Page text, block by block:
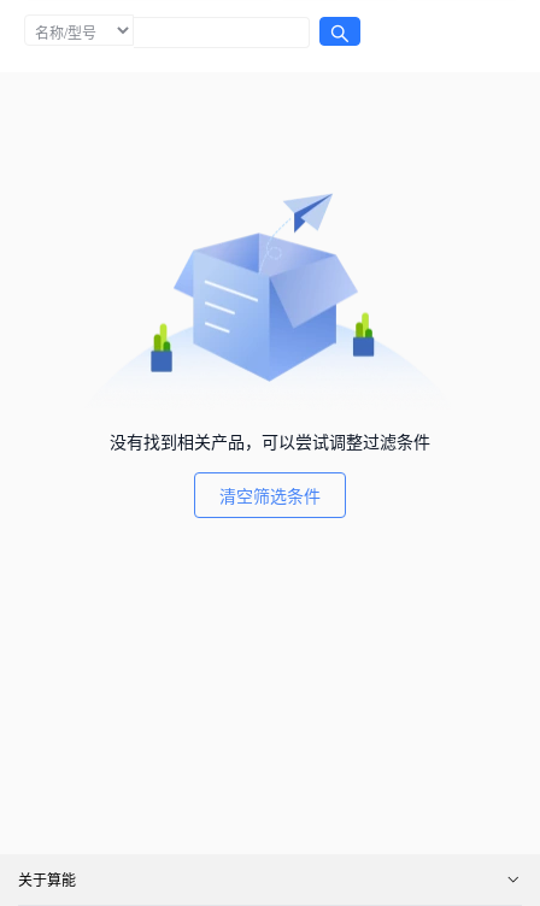
没有找到相关产品，可以尝试调整过滤条件
清空筛选条件
关于算能